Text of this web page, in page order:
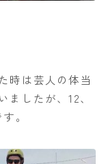
時は芸人の体当
したが、12、
。